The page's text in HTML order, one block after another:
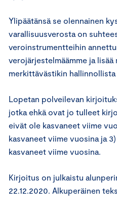
Ylipäätänsä se olennainen
varallisuusverosta on
veroinstrumentteihin
verojärjestelmäämme ja
merkittävästikin hallinnollista
Lopetan polveilevan
jotka ehkä ovat jo tulleet
eivät ole kasvaneet viime
kasvaneet viime vuosina ja
kasvaneet viime vuosina.
Kirjoitus on julkaistu
22.12.2020. Alkuperäinen